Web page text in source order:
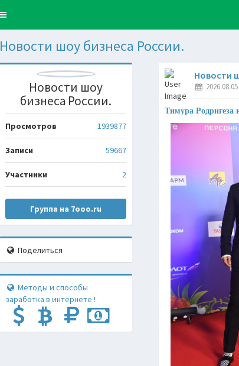
Toggle
Новости шоу бизнеса России.
Новости шоу
бизнеса России.
Просмотров 1939877
Записи 59667
Участники 2
Группа на 7ooo.ru
Поделиться
Методы и способы
заработка в интернете !
Новости
Тимура Родригеза